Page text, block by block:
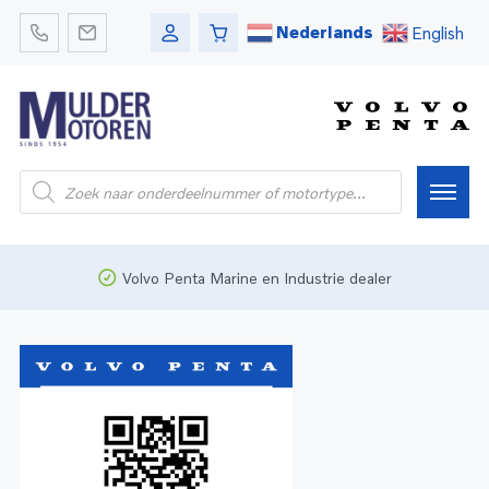
Nederlands English
Onderdelen
Bedrijfsvaart
Volvo Penta Marine en Industrie dealer